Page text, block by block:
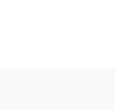
wie diese